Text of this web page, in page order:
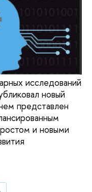
исследований
новый
представлен
и новыми